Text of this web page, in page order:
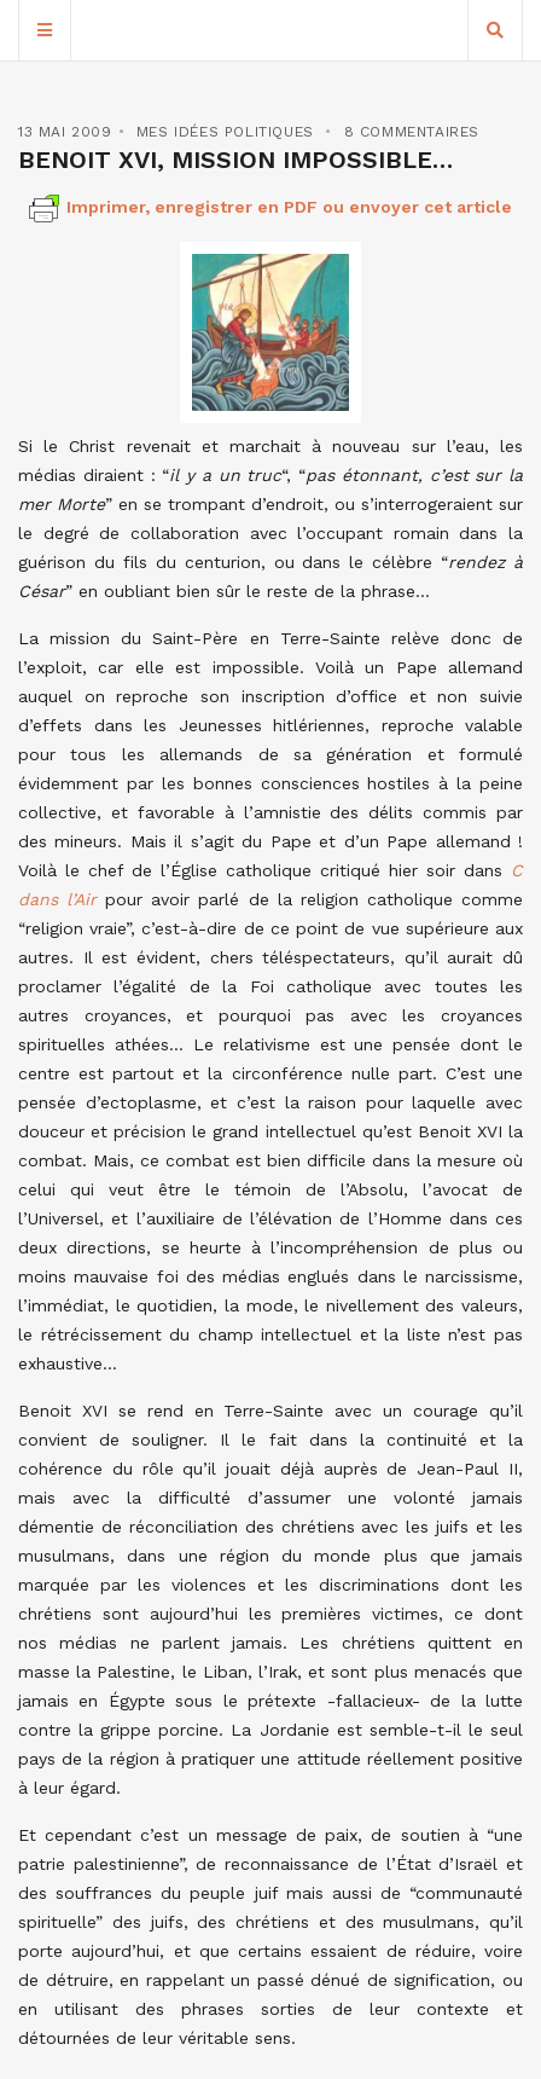
13 MAI 2009 MES IDÉES POLITIQUES 8 COMMENTAIRES
BENOIT XVI, MISSION IMPOSSIBLE…
Imprimer, enregistrer en PDF ou envoyer cet article
Si le Christ revenait et marchait à nouveau sur l’eau, les
médias diraient : “il y a un truc“, “pas étonnant, c’est sur la
mer Morte” en se trompant d’endroit, ou s’interrogeraient sur
le degré de collaboration avec l’occupant romain dans la
guérison du fils du centurion, ou dans le célèbre “rendez à
César” en oubliant bien sûr le reste de la phrase…
La mission du Saint-Père en Terre-Sainte relève donc de
l’exploit, car elle est impossible. Voilà un Pape allemand
auquel on reproche son inscription d’office et non suivie
d’effets dans les Jeunesses hitlériennes, reproche valable
pour tous les allemands de sa génération et formulé
évidemment par les bonnes consciences hostiles à la peine
collective, et favorable à l’amnistie des délits commis par
des mineurs. Mais il s’agit du Pape et d’un Pape allemand !
Voilà le chef de l’Église catholique critiqué hier soir dans
C
dans l’Airpour avoir parlé de la religion catholique comme
“religion vraie”, c’est-à-dire de ce point de vue supérieure aux
autres. Il est évident, chers téléspectateurs, qu’il aurait dû
proclamer l’égalité de la Foi catholique avec toutes les
autres croyances, et pourquoi pas avec les croyances
spirituelles athées… Le relativisme est une pensée dont le
centre est partout et la circonférence nulle part. C’est une
pensée d’ectoplasme, et c’est la raison pour laquelle avec
douceur et précision le grand intellectuel qu’est Benoit XVI la
combat. Mais, ce combat est bien difficile dans la mesure où
celui qui veut être le témoin de l’Absolu, l’avocat de
l’Universel, et l’auxiliaire de l’élévation de l’Homme dans ces
deux directions, se heurte à l’incompréhension de plus ou
moins mauvaise foi des médias englués dans le narcissisme,
l’immédiat, le quotidien, la mode, le nivellement des valeurs,
le rétrécissement du champ intellectuel et la liste n’est pas
exhaustive…
Benoit XVI se rend en Terre-Sainte avec un courage qu’il
convient de souligner. Il le fait dans la continuité et la
cohérence du rôle qu’il jouait déjà auprès de Jean-Paul II,
mais avec la difficulté d’assumer une volonté jamais
démentie de réconciliation des chrétiens avec les juifs et les
musulmans, dans une région du monde plus que jamais
marquée par les violences et les discriminations dont les
chrétiens sont aujourd’hui les premières victimes, ce dont
nos médias ne parlent jamais. Les chrétiens quittent en
masse la Palestine, le Liban, l’Irak, et sont plus menacés que
jamais en Égypte sous le prétexte -fallacieux- de la lutte
contre la grippe porcine. La Jordanie est semble-t-il le seul
pays de la région à pratiquer une attitude réellement positive
à leur égard.
Et cependant c’est un message de paix, de soutien à “une
patrie palestinienne”, de reconnaissance de l’État d’Israël et
des souffrances du peuple juif mais aussi de “communauté
spirituelle” des juifs, des chrétiens et des musulmans, qu’il
porte aujourd’hui, et que certains essaient de réduire, voire
de détruire, en rappelant un passé dénué de signification, ou
en utilisant des phrases sorties de leur contexte et
détournées de leur véritable sens.